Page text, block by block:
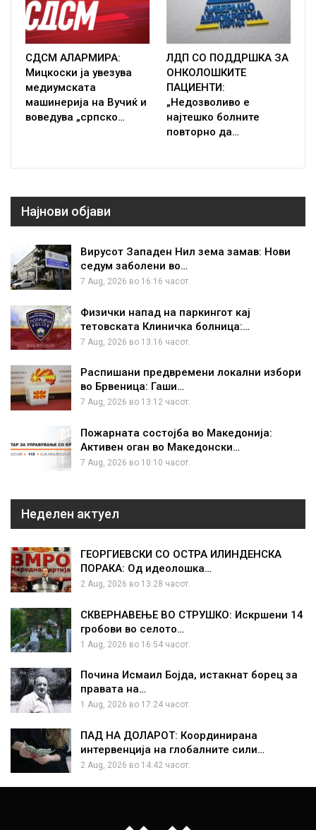
СДСМ АЛАРМИРА:
Мицкоски ја увезува
медиумската
машинерија на Вучиќ и
воведува „српско…
ЛДП СО ПОДДРШКА ЗА
ОНКОЛОШКИТЕ
ПАЦИЕНТИ:
„Недозволиво е
најтешко болните
повторно да…
Најнови објави
Вирусот Западен Нил зема замав: Нови
седум заболени во…
7 Aug, 2026 во 16:16 часот.
Физички напад на паркингот кај
тетовската Клиничка болница:…
7 Aug, 2026 во 13:16 часот.
Распишани предвремени локални избори
во Брвеница: Гаши…
7 Aug, 2026 во 13:12 часот.
Пожарната состојба во Македонија:
Активен оган во Македонски…
7 Aug, 2026 во 10:10 часот.
Неделен актуел
ГЕОРГИЕВСКИ СО ОСТРА ИЛИНДЕНСКА
ПОРАКА: Од идеолошка…
2 Aug, 2026 во 13:28 часот.
СКВЕРНАВЕЊЕ ВО СТРУШКО: Искршени 14
гробови во селото…
1 Aug, 2026 во 16:54 часот.
Почина Исмаил Бојда, истакнат борец за
правата на…
1 Aug, 2026 во 17:24 часот.
ПАД НА ДОЛАРОТ: Координирана
интервенција на глобалните сили…
2 Aug, 2026 во 14:42 часот.